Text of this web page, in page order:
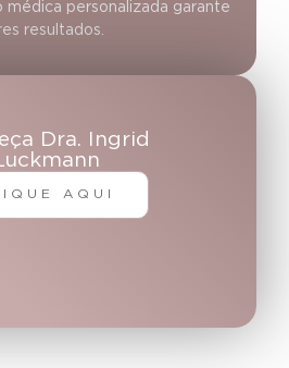
médica personalizada garante
resultados.
Dra. Ingrid
AQUI